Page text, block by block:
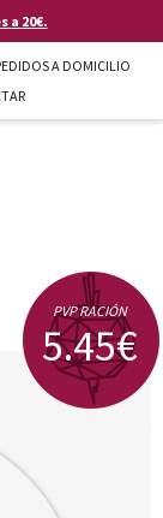
a 20€.
A DOMICILIO
PVP RACIÓN
5.45€